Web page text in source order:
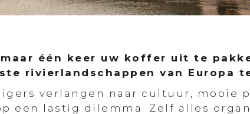
één keer uw koffer uit te
rivierlandschappen van Europa
verlangen naar cultuur, mooie
een lastig dilemma. Zelf alles